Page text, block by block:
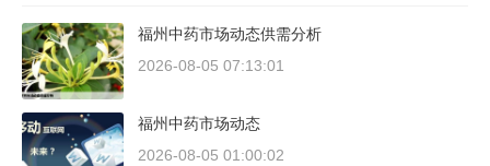
福州中药市场动态供需分析
2026-08-05 07:13:01
福州中药市场动态
2026-08-05 01:00:02